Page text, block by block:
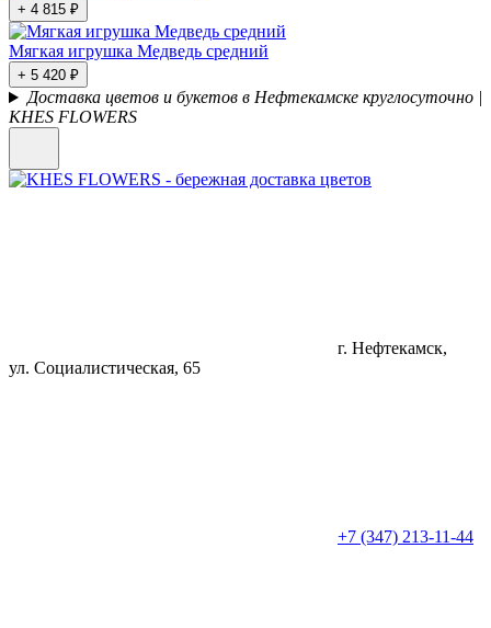
+ 4 815 ₽
Мягкая игрушка Медведь средний
+ 5 420 ₽
Доставка цветов и букетов в Нефтекамске круглосуточно |
KHES FLOWERS
г. Нефтекамск,
ул. Социалистическая, 65
+7 (347) 213-11-44